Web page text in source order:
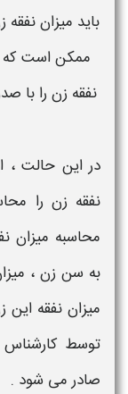
باید میزان نفقه
ممکن است که
نفقه زن را با
در این حالت ،
نفقه زن را
محاسبه میزان
به سن زن ،
میزان نفقه این
توسط کارشناس
صادر می شود .